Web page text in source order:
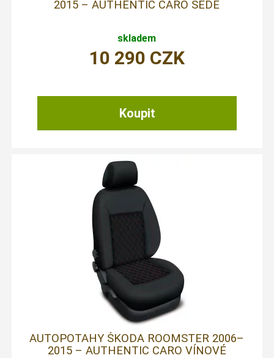
2015 – AUTHENTIC CARO ŠEDÉ
skladem
10 290 CZK
AUTOPOTAHY ŠKODA ROOMSTER 2006–
2015 – AUTHENTIC CARO VÍNOVÉ